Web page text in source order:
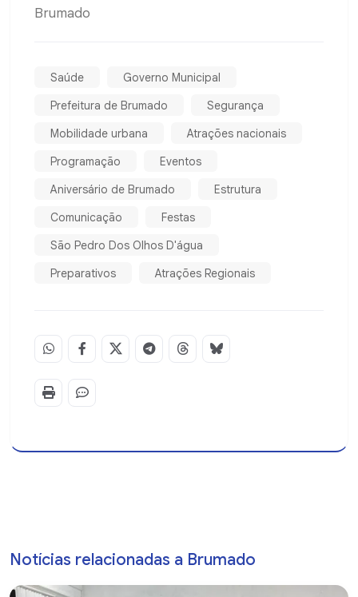
Brumado
Saúde
Governo Municipal
Prefeitura de Brumado
Segurança
Mobilidade urbana
Atrações nacionais
Programação
Eventos
Aniversário de Brumado
Estrutura
Comunicação
Festas
São Pedro Dos Olhos D'água
Preparativos
Atrações Regionais
Notícias relacionadas a Brumado